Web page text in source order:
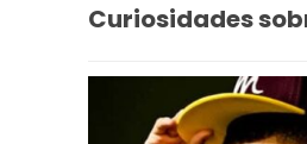
Curiosidades